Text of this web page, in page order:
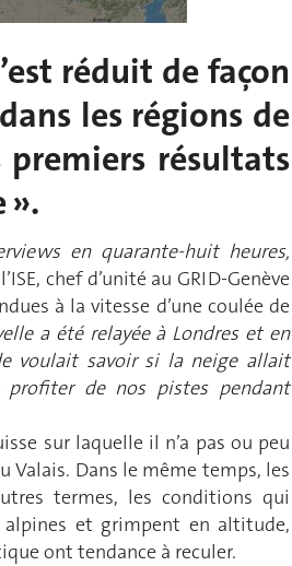
réduit de façon
les régions de
résultats
».
en quarante-huit heures,
chef d’unité au GRID-Genève
à la vitesse d’une coulée de
a été relayée à Londres et en
voulait savoir si la neige allait
de nos pistes pendant
sur laquelle il n’a pas ou peu
Valais. Dans le même temps, les
termes, les conditions qui
et grimpent en altitude,
ont tendance à reculer.